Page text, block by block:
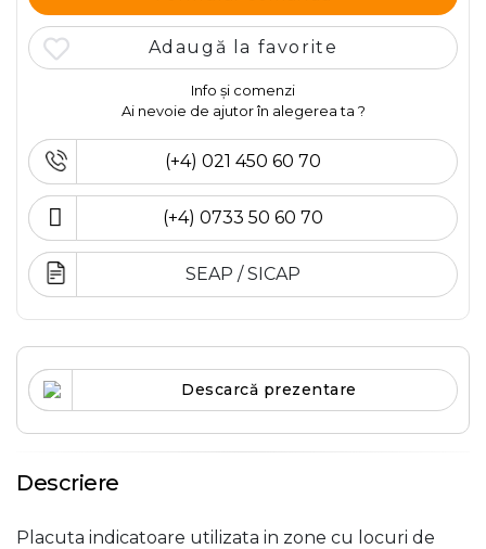
Adaugă la favorite
Info și comenzi
Ai nevoie de ajutor în alegerea ta ?
(+4) 021 450 60 70
(+4) 0733 50 60 70
SEAP / SICAP
Descarcă prezentare
Descriere
Placuta indicatoare utilizata in zone cu locuri de